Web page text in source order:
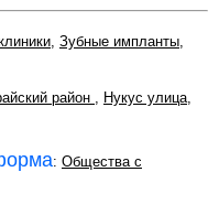
, Зубные импланты,
район , Нукус улица,
: Общества с